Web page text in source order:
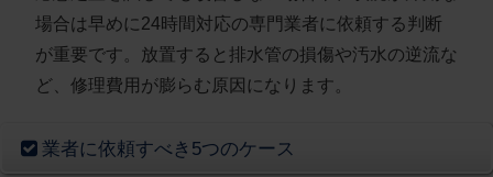
場合は早めに24時間対応の専門業者に依頼する判断
が重要です。放置すると排水管の損傷や汚水の逆流な
ど、修理費用が膨らむ原因になります。
業者に依頼すべき5つのケース